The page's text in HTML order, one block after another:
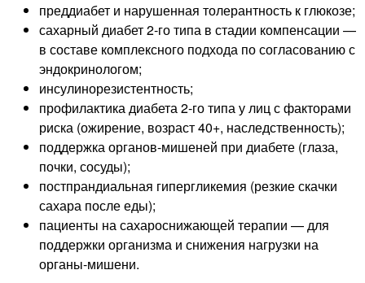
преддиабет и нарушенная толерантность к глюкозе;
сахарный диабет 2-го типа в стадии компенсации —
в составе комплексного подхода по согласованию с
эндокринологом;
инсулинорезистентность;
профилактика диабета 2-го типа у лиц с факторами
риска (ожирение, возраст 40+, наследственность);
поддержка органов-мишеней при диабете (глаза,
почки, сосуды);
постпрандиальная гипергликемия (резкие скачки
сахара после еды);
пациенты на сахароснижающей терапии — для
поддержки организма и снижения нагрузки на
органы-мишени.